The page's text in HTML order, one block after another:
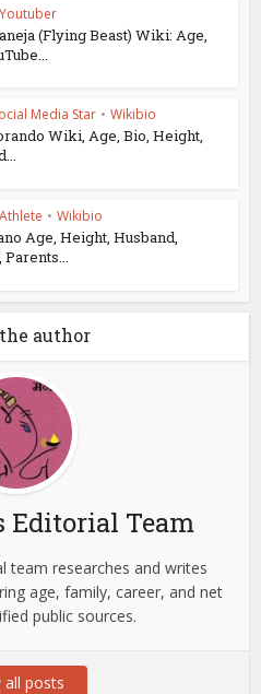
Youtuber
(Flying Beast) Wiki: Age,
Media Star • Wikibio
Wiki, Age, Bio, Height,
Athlete • Wikibio
Age, Height, Husband,
author
Team
team researches and writes
age, family, career, and net
public sources.
all posts